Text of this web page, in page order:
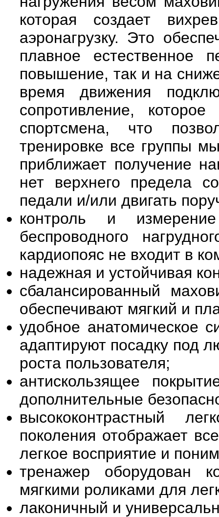
которая создает
аэронагрузку. Это
плавное естественное
повышение, так и на
время движения
сопротивление,
спортсмена, что
тренировке все группы
приближает получение
нет верхнего предела
педали и/или двигать
контроль и
беспроводного
кардиопояс не входит в
надежная и устойчивая
сбалансированный
обеспечивают мягкий и
удобное анатомическое
адаптируют посадку под
роста пользователя;
антискользящее
дополнительные
высококонтрастный
поколения отображает
легкое восприятие и
тренажер оборудован
мягкими роликами для
лаконичный и